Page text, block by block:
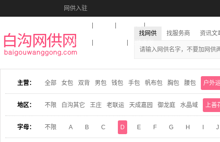
网供入驻
收藏本站
找网供 找服务商 资讯文
主营： 全部 女包 双背 男包 钱包 手包 帆布包 胸包 腰包 户外
地区： 不限 白沟其它 王庄 老联运 天成嘉园 御龙庭 水晶域 上善
字母： 不限 A B C D E F G H J